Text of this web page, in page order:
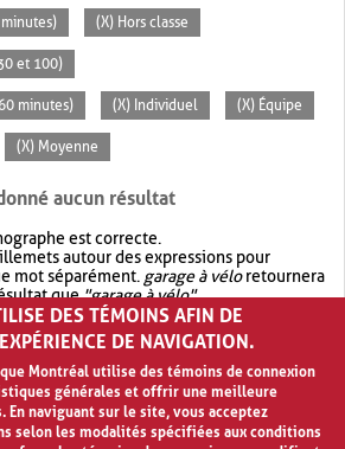
(X) Hors classe
et 100)
minutes) (X) Individuel (X) Équipe
(X) Moyenne
aucun résultat
est correcte.
autour des expressions pour
mot séparément. garage à véloretournera
que"garage à vélo".
votre recherche avec OR.garage OR vélo
plus de résultat quegarage à vélo
DES TÉMOINS AFIN DE
DE NAVIGATION.
Montréal utilise des témoins de connexion
générales et offrir une meilleure
En naviguant sur le site, vous acceptez
selon les modalités spécifiées aux conditions